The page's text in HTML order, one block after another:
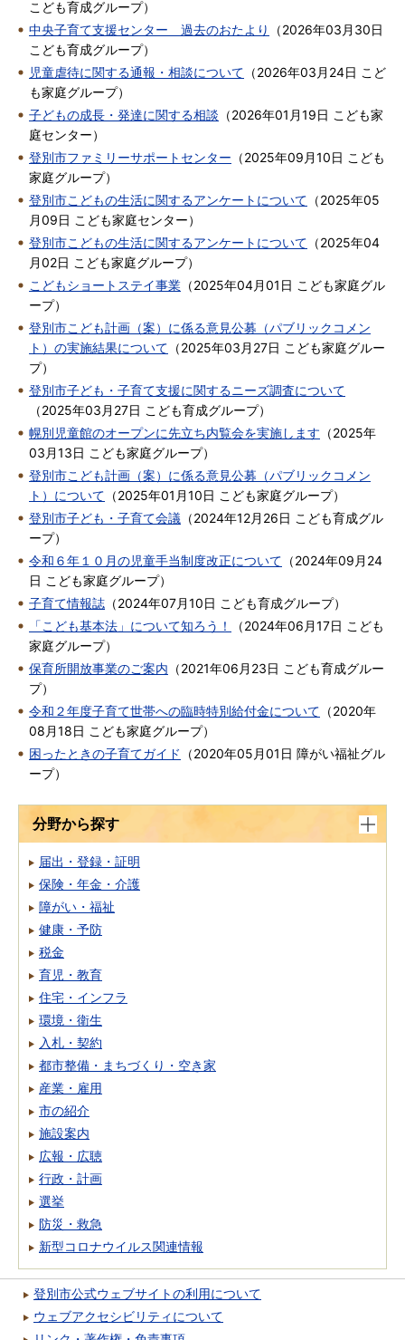
こども育成グループ）
中央子育て支援センター 過去のおたより
（2026年03月30日
こども育成グループ）
児童虐待に関する通報・相談について （2026年03月24日 こど
も家庭グループ）
子どもの成長・発達に関する相談 （2026年01月19日 こども家
庭センター）
登別市ファミリーサポートセンター （2025年09月10日 こども
家庭グループ）
登別市こどもの生活に関するアンケートについて （2025年05
月09日 こども家庭センター）
登別市こどもの生活に関するアンケートについて （2025年04
月02日 こども家庭グループ）
こどもショートステイ事業 （2025年04月01日 こども家庭グル
ープ）
登別市こども計画（案）に係る意見公募（パブリックコメン
ト）の実施結果について （2025年03月27日 こども家庭グルー
プ）
登別市子ども・子育て支援に関するニーズ調査について
（2025年03月27日 こども育成グループ）
幌別児童館のオープンに先立ち内覧会を実施します （2025年
03月13日 こども家庭グループ）
登別市こども計画（案）に係る意見公募（パブリックコメン
ト）について （2025年01月10日 こども家庭グループ）
登別市子ども・子育て会議 （2024年12月26日 こども育成グル
ープ）
令和６年１０月の児童手当制度改正について （2024年09月24
日 こども家庭グループ）
子育て情報誌 （2024年07月10日 こども育成グループ）
「こども基本法」について知ろう！
（2024年06月17日 こども
家庭グループ）
保育所開放事業のご案内 （2021年06月23日 こども育成グルー
プ）
令和２年度子育て世帯への臨時特別給付金について （2020年
08月18日 こども家庭グループ）
困ったときの子育てガイド
（2020年05月01日 障がい福祉グル
ープ）
分野から探す
届出・登録・証明
保険・年金・介護
障がい・福祉
健康・予防
税金
育児・教育
住宅・インフラ
環境・衛生
入札・契約
都市整備・まちづくり・空き家
産業・雇用
市の紹介
施設案内
広報・広聴
行政・計画
選挙
防災・救急
新型コロナウイルス関連情報
登別市公式ウェブサイトの利用について
ウェブアクセシビリティについて